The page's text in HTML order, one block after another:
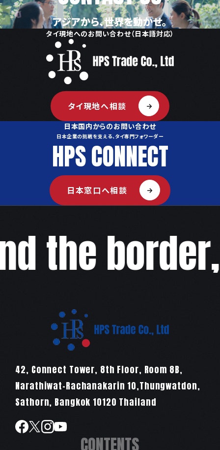
アジアから、世界を動かせ。
タイ現地へのお問い合わせ（日本語対応）
タイ現地へ相談
日本国内からのお問い合わせ
日本企業の挑戦を支える、タイ専門フォワーダー
HPS CONNECT
日本窓口へ相談
the
42, Connect Tower, 8th Floor, Room 8B,
Narathiwat-Rachanakarin 10,Thungwatdon,
Sathorn, Bangkok 10120 Thailand
CONTENTS